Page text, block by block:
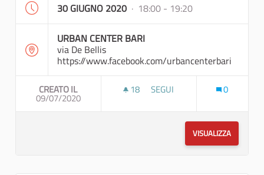
30 GIUGNO 2020 · 18:00 - 19:20
URBAN CENTER BARI
via De Bellis
https://www.facebook.com/urbancenterbari
CREATO IL
09/07/2020
18 18 SOSTENITORI
SEGUI 0
VISUALIZZA